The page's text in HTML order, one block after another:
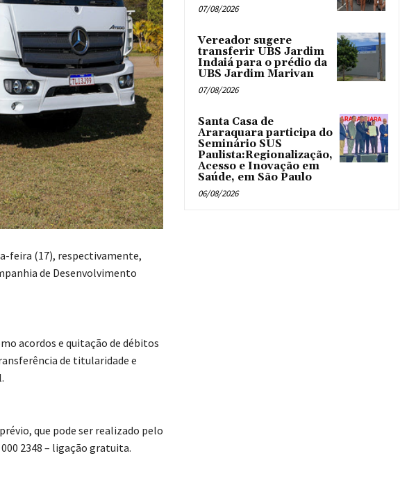
feira (17), respectivamente,
de Desenvolvimento
acordos e quitação de débitos
de titularidade e
que pode ser realizado pelo
2348 – ligação gratuita.
07/08/2026
Vereador sugere
transferir UBS Jardim
Indaiá para o prédio da
UBS Jardim Marivan
07/08/2026
Santa Casa de
Araraquara participa do
Seminário SUS
Paulista:Regionalização,
Acesso e Inovação em
Saúde, em São Paulo
06/08/2026